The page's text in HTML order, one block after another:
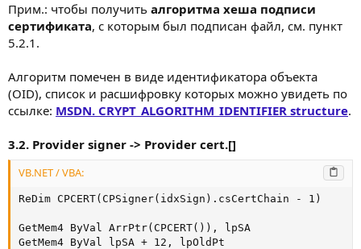
Прим.: чтобы получить алгоритма хеша подписи
сертификата, с которым был подписан файл, см. пункт
5.2.1.
Алгоритм помечен в виде идентификатора объекта
(OID), список и расшифровку которых можно увидеть по
ссылке: MSDN. CRYPT_ALGORITHM_IDENTIFIER structure.
3.2. Provider signer -> Provider cert.[]
VB.NET / VBA:
ReDim CPCERT(CPSigner(idxSign).csCertChain - 1)
GetMem4 ByVal ArrPtr(CPCERT()), lpSA
GetMem4 ByVal lpSA + 12, lpOldPt